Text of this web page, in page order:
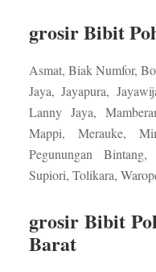
grosir Bibit
Asmat, Biak Numfor,
Jaya, Jayapura,
Lanny Jaya,
Mappi, Merauke,
Pegunungan
Supiori, Tolikara,
grosir Bibit
Barat